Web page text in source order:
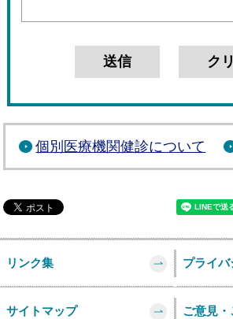
個別医療機関健診について
リンク集 プライ
サイトマップ ご意見・